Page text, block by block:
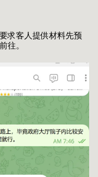
求客人提供材料先预
往。